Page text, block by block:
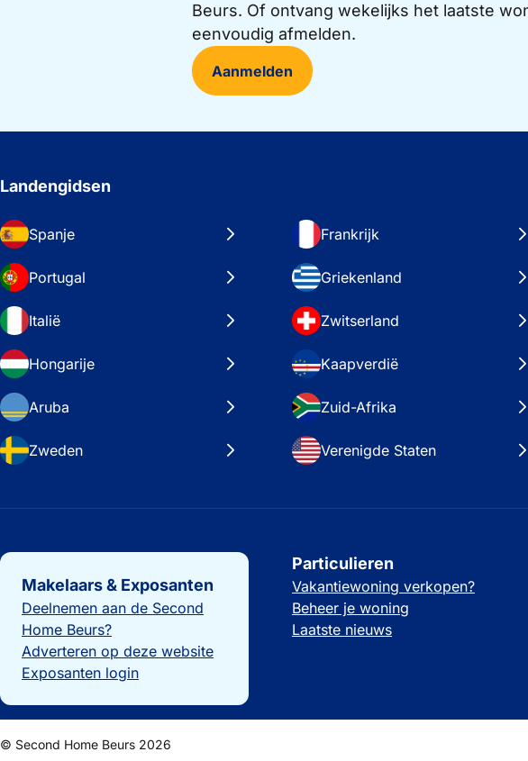
Beurs. Of ontvang wekelijks het laatste
eenvoudig afmelden.
Aanmelden
Landengidsen
Spanje Frankrijk
Portugal Griekenland
Italië Zwitserland
Hongarije Kaapverdië
Aruba Zuid-Afrika
Zweden Verenigde Staten
Belangrijke links
Makelaars & Exposanten
Deelnemen aan de Second
Home Beurs?
Adverteren op deze website
Exposanten login
Particulieren
Vakantiewoning verkopen?
Beheer je woning
Laatste nieuws
© Second Home Beurs 2026